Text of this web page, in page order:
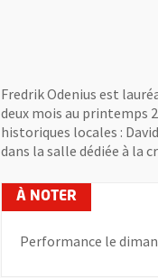
Fredrik Odenius est
deux mois au printemps
historiques locales :
dans la salle dédiée à la
Performance le